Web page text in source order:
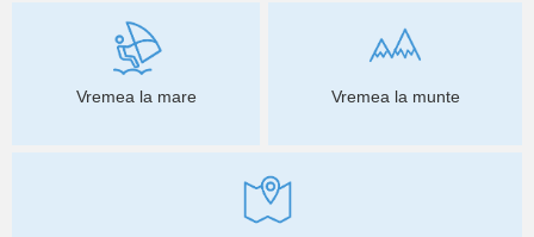
Vremea la mare Vremea la munte